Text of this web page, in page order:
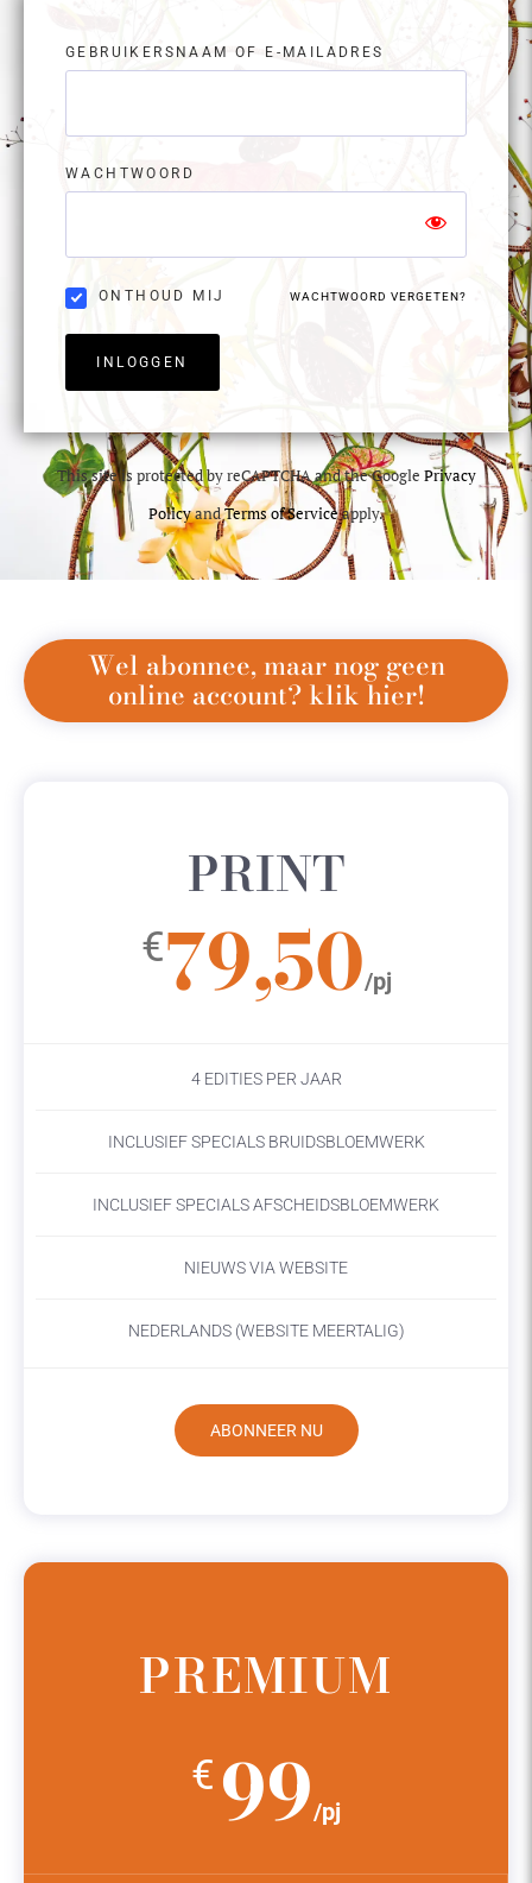
GEBRUIKERSNAAM OF E-MAILADRES
WACHTWOORD
ONTHOUD MIJ WACHTWOORD VERGETEN?
INLOGGEN
This site is protected by reCAPTCHA and the Google Privacy
PolicyandTerms of Serviceapply.
Wel abonnee, maar nog geen
online account? klik hier!
PRINT
€79,50/pj
4 EDITIES PER JAAR
INCLUSIEF SPECIALS BRUIDSBLOEMWERK
INCLUSIEF SPECIALS AFSCHEIDSBLOEMWERK
NIEUWS VIA WEBSITE
NEDERLANDS (WEBSITE MEERTALIG)
ABONNEER NU
PREMIUM
€ 99/pj